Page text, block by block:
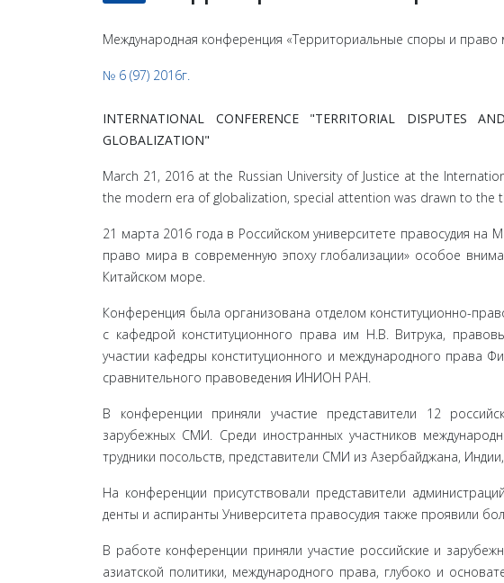
Международная конференция «Территориальные споры и право
№ 6 (97) 2016г.
INTERNATIONAL CONFERENCE "TERRITORIAL
GLOBALIZATION"
March 21, 2016 at the Russian University of Justice at the
the modern era of globalization, special attention was drawn to the
21 марта 2016 года в Российском университете правосудия
право мира в современную эпоху глобализации» особое
Китайском море.
Конференция была организована отделом конституци­онно-
с кафедрой конституционного права им Н.В. Витрука,
участии кафедры конституционного и международного права
сравнительного правоведения ИНИОН РАН.
В конференции приняли участие представители 12
зарубежных СМИ. Среди иностранных участников
трудники посольств, представители СМИ из Азербайджана,
На конференции присутствовали представители
денты и аспиранты Университета правосудия также проявили
В работе конференции приняли участие российские и
азиатской политики, международного права, глубоко и